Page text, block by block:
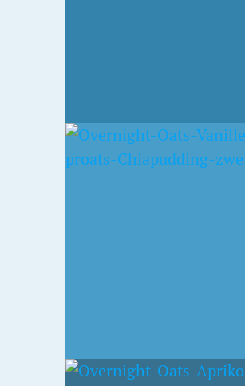
14. SEPTEMBER 2015
< WERBUNG >
28. JUNI 2015